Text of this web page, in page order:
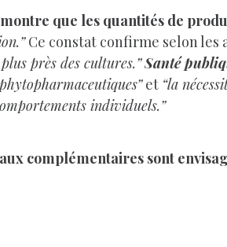
montre que les quantités de
Ce constat confirme selon les
près des cultures.”Santé
et “la
individuels.”
complémentaires sont